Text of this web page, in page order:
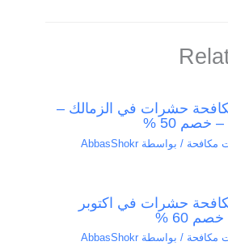
حشرات في الزمالك –
مكافحة / بواسطة AbbasShokr
حشرات في اكتوبر
مكافحة / بواسطة AbbasShokr